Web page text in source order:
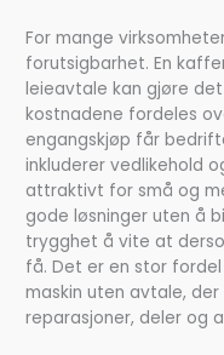
For mange
forutsigbarhet. En
leieavtale kan gjøre
kostnadene fordeles
engangskjøp får
inkluderer vedlikehold
attraktivt for små og
gode løsninger uten å
trygghet å vite at
få. Det er en stor
maskin uten avtale,
reparasjoner, deler og